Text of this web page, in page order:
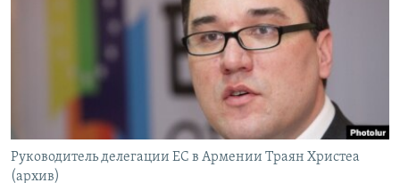
English
Русский
Руководитель делегации ЕС в Армении Траян Христеа
(архив)